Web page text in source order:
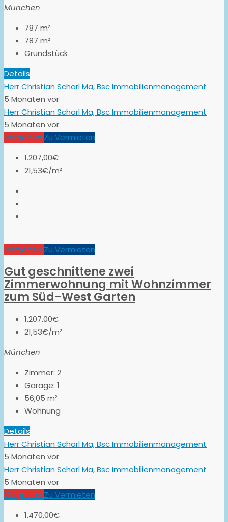
München
787 m²
787 m²
Grundstück
Details
Herr Christian Scharl Ma, Bsc Immobilienmanagement
5 Monaten vor
Herr Christian Scharl Ma, Bsc Immobilienmanagement
5 Monaten vor
Vergeben Zu Vermieten
1.207,00€
21,53€/m²
Vergeben Zu Vermieten
Gut geschnittene zwei
Zimmerwohnung mit Wohnzimmer
zum Süd-West Garten
1.207,00€
21,53€/m²
München
Zimmer: 2
Garage: 1
56,05 m²
Wohnung
Details
Herr Christian Scharl Ma, Bsc Immobilienmanagement
5 Monaten vor
Herr Christian Scharl Ma, Bsc Immobilienmanagement
5 Monaten vor
Vergeben Zu Vermieten
1.470,00€